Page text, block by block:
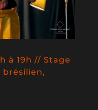
à 19h // Stage